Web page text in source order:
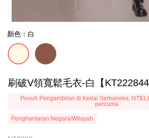
顏色：白
刷破V領寬鬆毛衣-白【KT222844
Penuh Pengambilan di Kedai Serbaneka,
percuma
Penghantaran Negara/Wilayah